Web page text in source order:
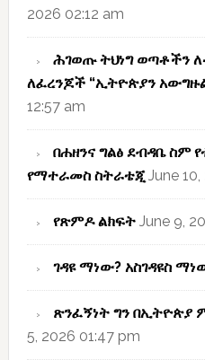
2026 02:12 am
ሕገወጡ ትህነግ ወጣቶችን
ለፈረንጆች “ኢትዮጵያን
12:57 am
በሐዘንና ግልፅ ደብዳቤ ስም
የማተራመስ ስትራቴጂ June
የጽምዶ ልክፍት June 9,
ገዳዩ ማነው? አስገዳዩስ
ጽንፈኝነት ግን
5, 2026 01:47 pm